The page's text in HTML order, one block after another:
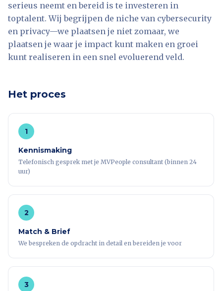
serieus neemt en bereid is te investeren in
toptalent. Wij begrijpen de niche van cybersecurity
en privacy—we plaatsen je niet zomaar, we
plaatsen je waar je impact kunt maken en groei
kunt realiseren in een snel evoluerend veld.
Het proces
1
Kennismaking
Telefonisch gesprek met je MVPeople consultant (binnen 24
uur)
2
Match & Brief
We bespreken de opdracht in detail en bereiden je voor
3